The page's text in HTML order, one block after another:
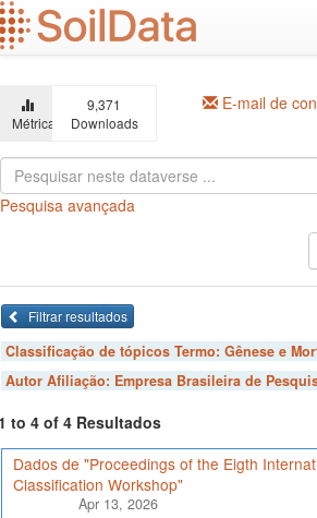
Ir
para
o
principal
Métricas
9,371
Downloads
E-mail de
Pesquisa avançada
Filtrar resultados
Classificação de tópicos Termo: Gênese e
Autor Afiliação: Empresa Brasileira de
to 4 of 4 Resultados
Dados de "Proceedings of the Eigth
Classification Workshop"
Apr 13, 2026